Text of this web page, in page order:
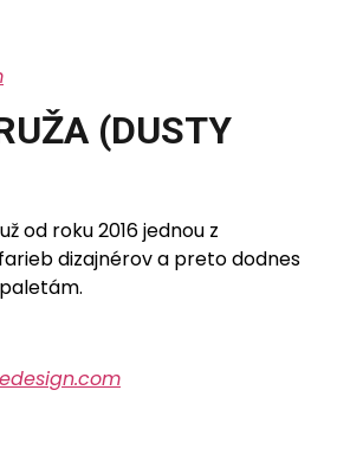
(DUSTY
od roku 2016 jednou z
dizajnérov a preto dodnes